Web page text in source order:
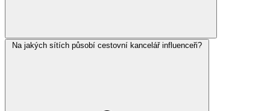
Na jakých sítích působí cestovní kancelář influenceři?